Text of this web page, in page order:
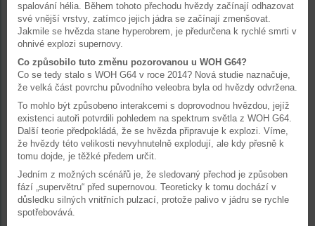
spalování hélia. Během tohoto přechodu hvězdy začínají odhazovat
své vnější vrstvy, zatímco jejich jádra se začínají zmenšovat.
Jakmile se hvězda stane hyperobrem, je předurčena k rychlé smrti v
ohnivé explozi supernovy.
Co způsobilo tuto změnu pozorovanou u WOH G64?
Co se tedy stalo s WOH G64 v roce 2014? Nová studie naznačuje,
že velká část povrchu původního veleobra byla od hvězdy odvržena.
To mohlo být způsobeno interakcemi s doprovodnou hvězdou, jejíž
existenci autoři potvrdili pohledem na spektrum světla z WOH G64.
Další teorie předpokládá, že se hvězda připravuje k explozi. Víme,
že hvězdy této velikosti nevyhnutelně explodují, ale kdy přesně k
tomu dojde, je těžké předem určit.
Jedním z možných scénářů je, že sledovaný přechod je způsoben
fází „supervětru“ před supernovou. Teoreticky k tomu dochází v
důsledku silných vnitřních pulzací, protože palivo v jádru se rychle
spotřebovává.